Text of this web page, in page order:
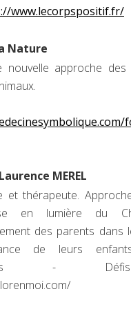
www.lecorpspositif.fr/
Nature
nouvelle approche
MEREL
et thérapeute.
en lumière du
des parents dans
de leurs
-